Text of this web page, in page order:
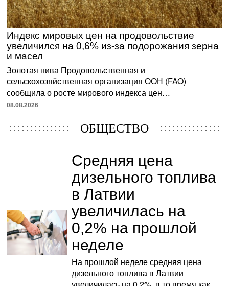
Индекс мировых цен на продовольствие
увеличился на 0,6% из-за подорожания зерна
и масел
Золотая нива Продовольственная и
сельскохозяйственная организация ООН (FAO)
сообщила о росте мирового индекса цен…
08.08.2026
ОБЩЕСТВО
Средняя цена
дизельного топлива
в Латвии
увеличилась на
0,2% на прошлой
неделе
На прошлой неделе средняя цена
дизельного топлива в Латвии